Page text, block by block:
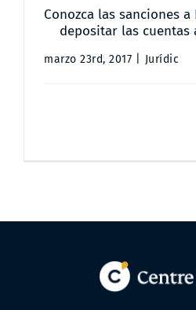
Conozca las sanciones a
depositar las cuentas
marzo 23rd, 2017 Jurídic